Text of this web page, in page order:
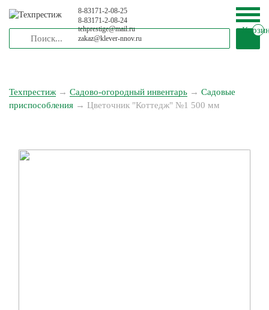
8-83171-2-08-25
8-83171-2-08-24
tehprestige@mail.ru
zakaz@klever-nnov.ru
Техпрестиж → Садово-огородный инвентарь → Садовые
приспособления → Цветочник "Коттедж" №1 500 мм